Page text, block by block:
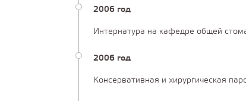
2006 год
Интернатура на кафедре общей
2006 год
Консервативная и хирургическая